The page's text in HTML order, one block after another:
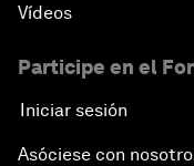
Vídeos
Participe en el
Iniciar sesión
Asóciese con